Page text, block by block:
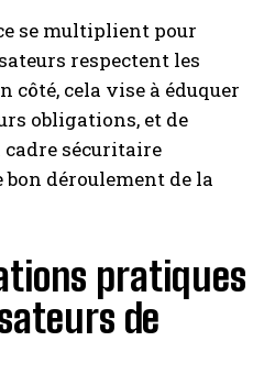
se multiplient pour
respectent les
côté, cela vise à éduquer
obligations, et de
cadre sécuritaire
déroulement de la
pratiques
de